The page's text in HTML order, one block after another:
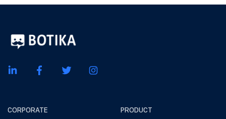
CORPORATE PRODUCT